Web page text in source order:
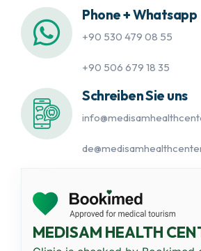
Phone + Whatsapp
+90 530 479 08 55
+90 506 679 18 35
Schreiben Sie uns
MEDISAM HEALTH